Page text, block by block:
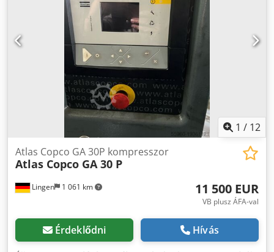
1 / 12
Lingen 1 061 km
Atlas Copco GA 30P kompresszor
Atlas Copco GA 30 P
11 500 EUR
VB plusz ÁFA-val
Érdeklődni Hívás